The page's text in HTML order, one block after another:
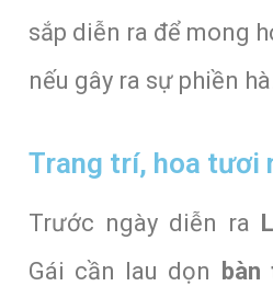
sắp diễn ra để mong
nếu gây ra sự phiền
Trang trí, hoa tươi
Trước ngày diễn ra
Gái cần lau dọn